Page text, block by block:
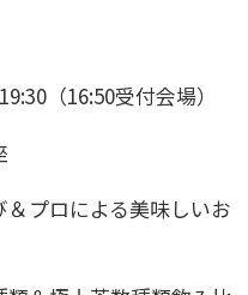
（16:50受付会場）
プロによる美味しいお